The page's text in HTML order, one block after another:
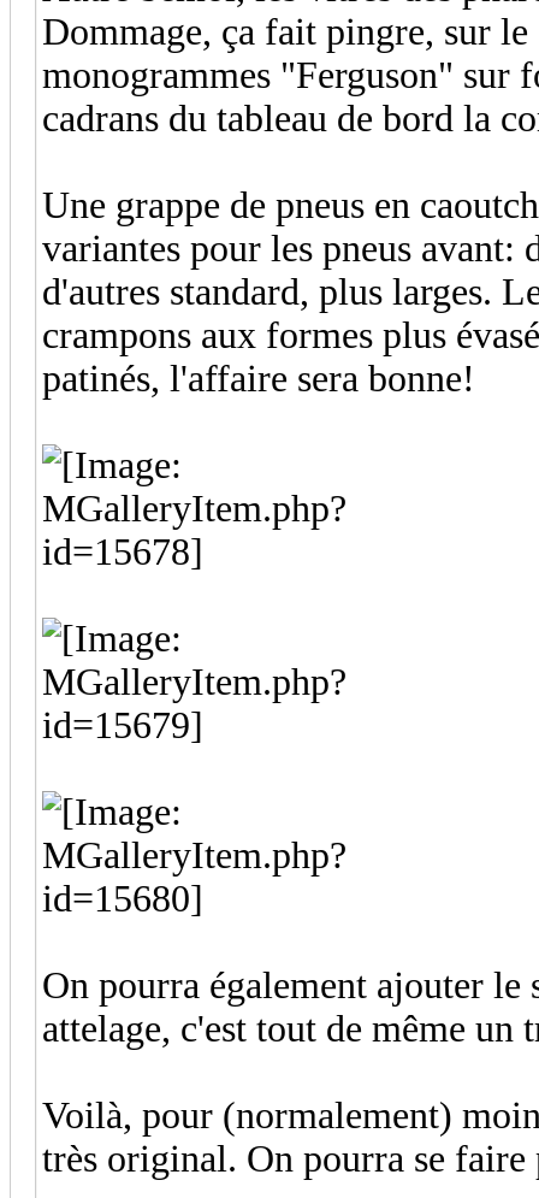
Dommage, ça fait pingre, sur
monogrammes "Ferguson" sur
cadrans du tableau de bord la
Une grappe de pneus en
variantes pour les pneus avant:
d'autres standard, plus larges.
crampons aux formes plus
patinés, l'affaire sera bonne!
On pourra également ajouter le
attelage, c'est tout de même
Voilà, pour (normalement)
très original. On pourra se